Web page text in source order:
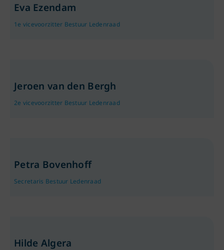
Eva Ezendam
1e vicevoorzitter Bestuur Ledenraad
Jeroen van den Bergh
2e vicevoorzitter Bestuur Ledenraad
Petra Bovenhoff
Secretaris Bestuur Ledenraad
Hilde Algera